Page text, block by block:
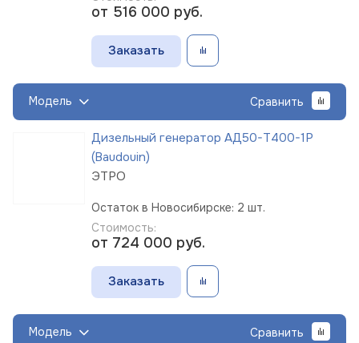
от 516 000 руб.
Заказать
Модель Сравнить
Дизельный генератор АД50-Т400-1Р
(Baudouin)
ЭТРО
Остаток в Новосибирске: 2 шт.
Стоимость:
от 724 000 руб.
Заказать
Модель Сравнить